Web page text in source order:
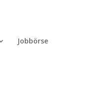
Jobbörse